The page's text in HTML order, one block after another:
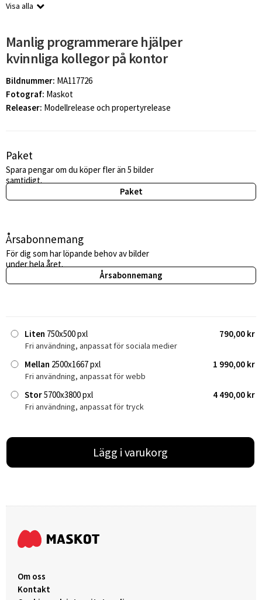
Visa alla
Manlig programmerare hjälper
kvinnliga kollegor på kontor
Bildnummer: MA117726
Fotograf: Maskot
Releaser: Modellrelease och propertyrelease
Paket
Spara pengar om du köper fler än 5 bilder
samtidigt.
Paket
Årsabonnemang
För dig som har löpande behov av bilder
under hela året.
Årsabonnemang
Liten 750x500 pxl 790,00 kr
Fri användning, anpassat för sociala medier
Mellan 2500x1667 pxl 1 990,00 kr
Fri användning, anpassat för webb
Stor5700x3800 pxl 4 490,00 kr
Fri användning, anpassat för tryck
Lägg i varukorg
Om oss
Kontakt